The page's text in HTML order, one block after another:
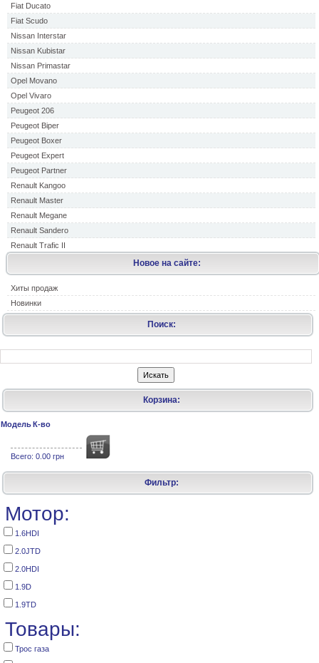
Fiat Ducato
Fiat Scudo
Nissan Interstar
Nissan Kubistar
Nissan Primastar
Opel Movano
Opel Vivaro
Peugeot 206
Peugeot Biper
Peugeot Boxer
Peugeot Expert
Peugeot Partner
Renault Kangoo
Renault Master
Renault Megane
Renault Sandero
Renault Trafic II
Новое на сайте:
Хиты продаж
Новинки
Поиск:
Корзина:
Модель К-во
Всего: 0.00 грн
Фильтр:
Мотор:
1.6HDI
2.0JTD
2.0HDI
1.9D
1.9TD
Товары:
Трос газа